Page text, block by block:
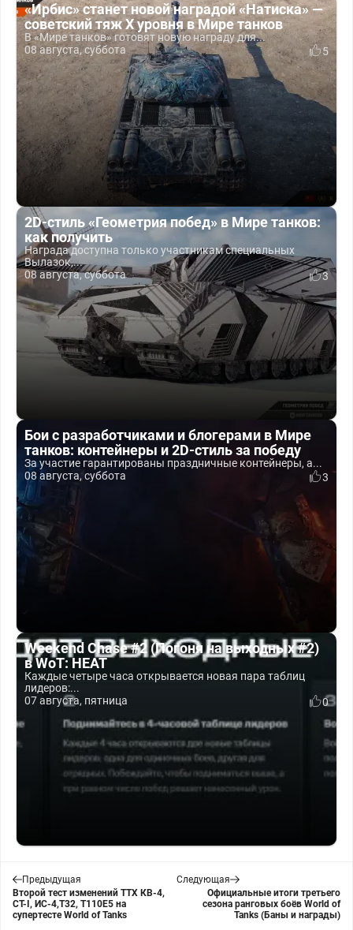
«Ирбис» станет новой наградой «Натиска» —
советский тяж X уровня в Мире танков
В «Мире танков» готовят новую награду для...
08 августа, суббота
5
2D-стиль «Геометрия побед» в Мире танков:
как получить
Награда доступна только участникам специальных
Вылазок,...
08 августа, суббота
3
Бои с разработчиками и блогерами в Мире
танков: контейнеры и 2D-стиль за победу
За участие гарантированы праздничные контейнеры, а...
08 августа, суббота
3
Weekend Chase #2 (Погоня на выходных #2)
в WoT: HEAT
Каждые четыре часа открывается новая пара таблиц
лидеров:...
07 августа, пятница
0
Предыдущая
Второй тест изменений ТТХ КВ-4,
СТ-I, ИС-4,T32, T110E5 на
супертесте World of Tanks
Следующая
Официальные итоги третьего
сезона ранговых боёв World of
Tanks (Баны и награды)